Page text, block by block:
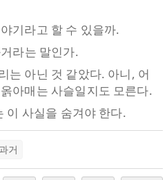
기라고 할 수 있을까.
라는 말인가.
는 아닌 것 같았다. 아니, 어
아매는 사슬일지도 모른다.
이 사실을 숨겨야 한다.
거